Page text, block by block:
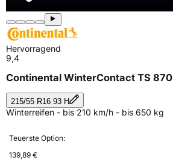
Hervorragend
9,4
Continental WinterContact TS 870
215/55 R16 93 H
Winterreifen - bis 210 km/h - bis 650 kg
Teuerste Option:
139,89 €